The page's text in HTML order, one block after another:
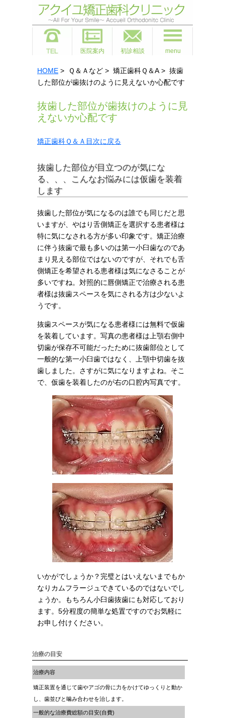
医院案内 初診相談 menu
HOME > Ｑ＆Ａなど > 矯正歯科Ｑ＆A > 抜歯
した部位が歯抜けのように見えないか心配です
抜歯した部位が歯抜けのように見
えないか心配です
矯正歯科Ｑ＆Ａ目次に戻る
抜歯した部位が目立つのが気にな
る、、、こんなお悩みには仮歯を装着
します
抜歯した部位が気になるのは誰でも同じだと思
いますが、やはり舌側矯正を選択する患者様は
特に気になされる方が多い印象です。矯正治療
に伴う抜歯で最も多いのは第一小臼歯なのであ
まり見える部位ではないのですが、それでも舌
側矯正を希望される患者様は気になさることが
多いですね。対照的に唇側矯正で治療される患
者様は抜歯スペースを気にされる方は少ないよ
うです。
抜歯スペースが気になる患者様には無料で仮歯
を装着しています。写真の患者様は上顎右側中
切歯が保存不可能だったために抜歯部位として
一般的な第一小臼歯ではなく、上顎中切歯を抜
歯しました。さすがに気になりますよね。そこ
で、仮歯を装着したのが右の口腔内写真です。
いかがでしょうか？完璧とはいえないまでもか
なりカムフラージュできているのではないでし
ょうか。もちろん小臼歯抜歯にも対応しており
ます。5分程度の簡単な処置ですのでお気軽に
お申し付けください。
治療の目安
治療内容
矯正装置を通じて歯やアゴの骨に力をかけてゆっくりと動か
し、歯並びと噛み合わせを治します。
一般的な治療費総額の目安(自費)